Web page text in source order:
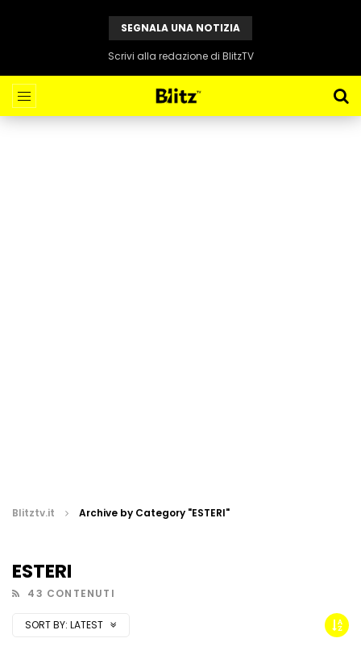
SEGNALA UNA NOTIZIA
Scrivi alla redazione di BlitzTV
Blitztv.it Archive by Category "ESTERI"
ESTERI
43 CONTENUTI
SORT BY: LATEST